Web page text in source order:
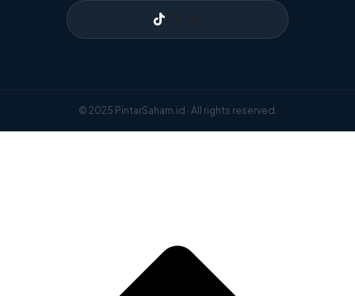
TikTok
© 2025 PintarSaham.id · All rights reserved.